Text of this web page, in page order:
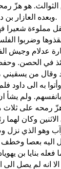
وبعده العازار بن دودو الاخوخي. هو من الابطال الثلاثة.
به الى داود
الا انه لم يصل